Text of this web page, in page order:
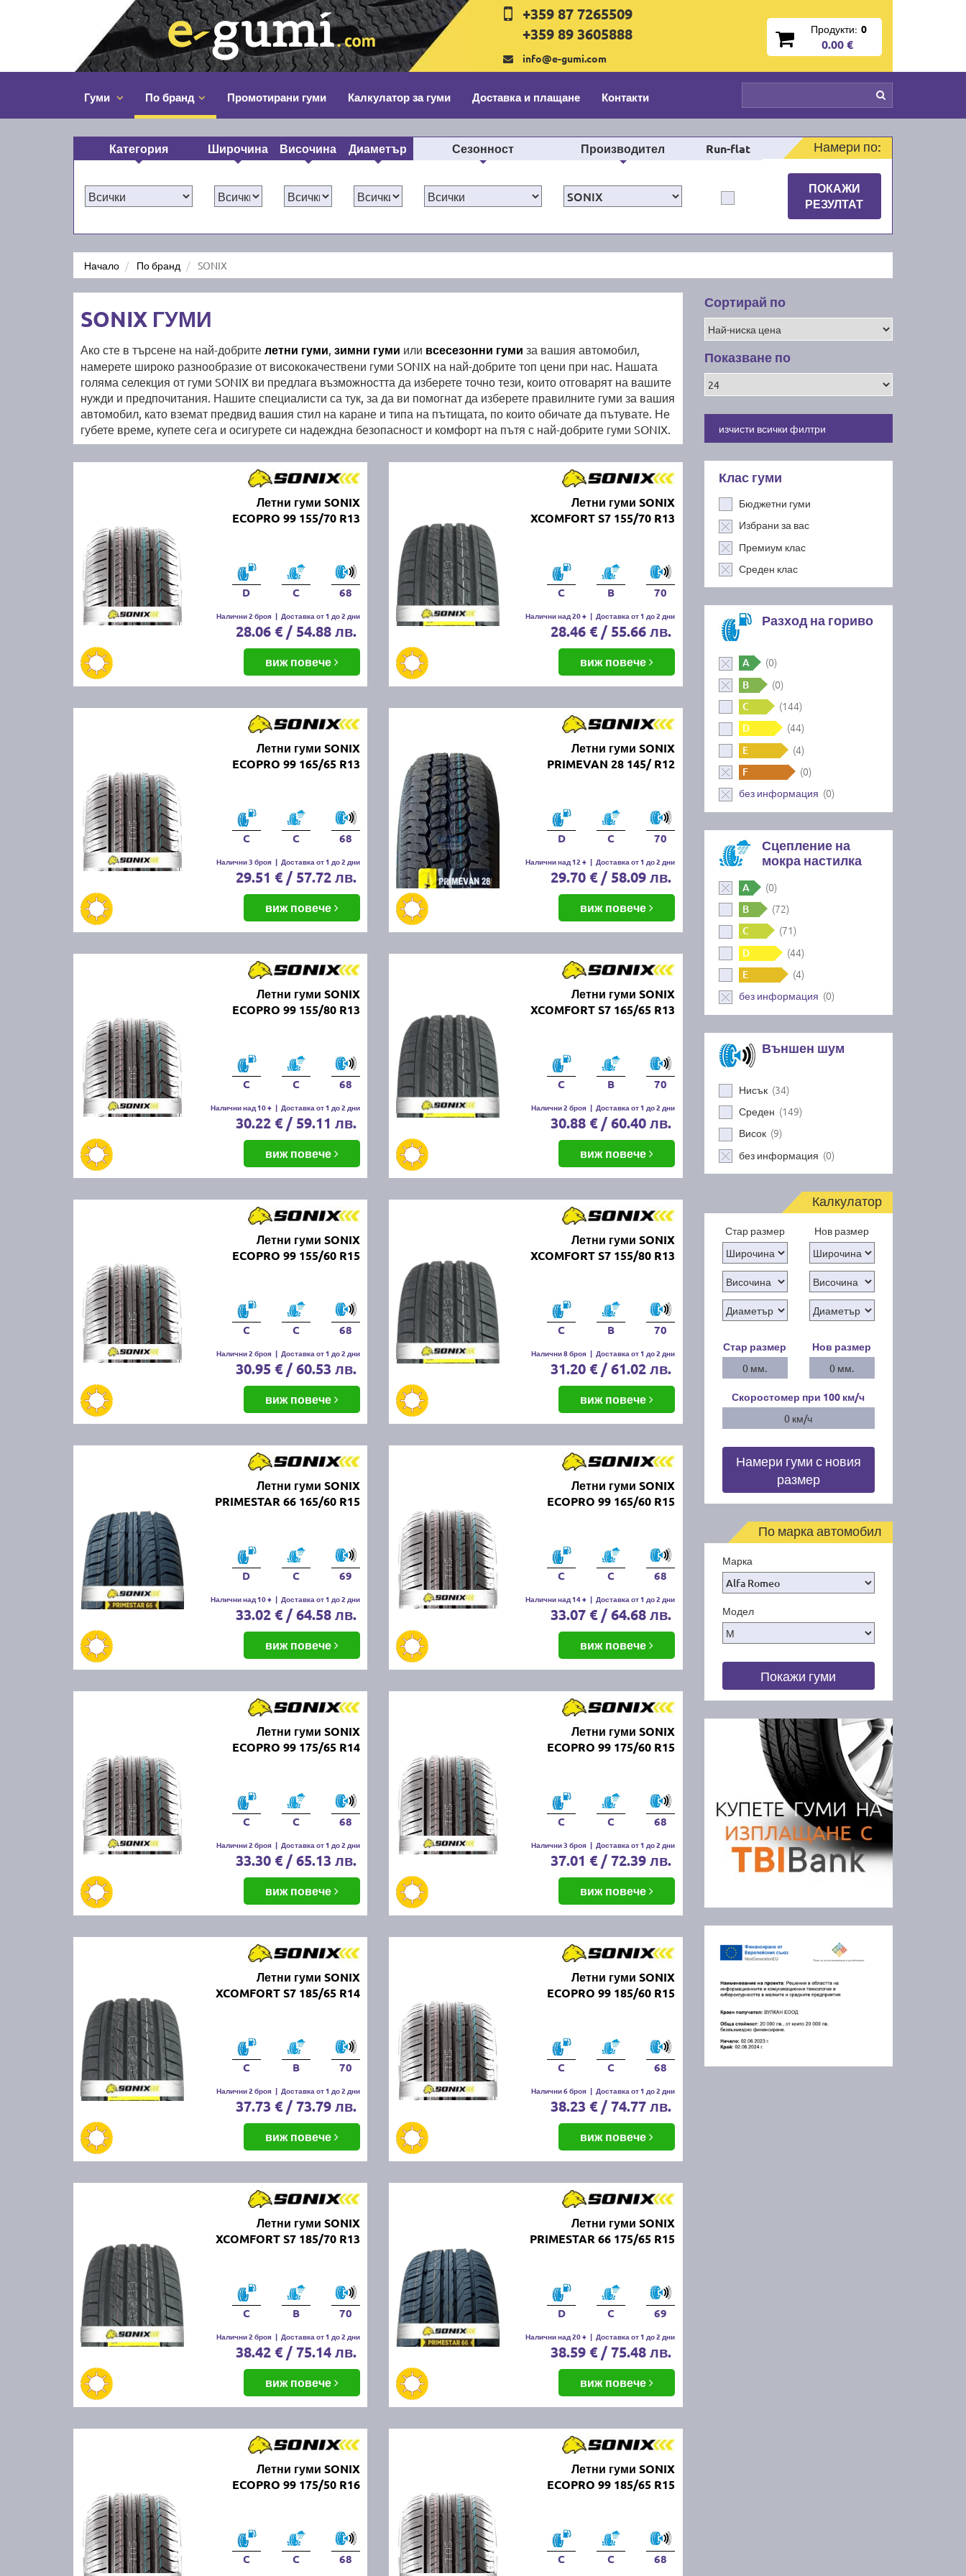
+359 87 7265509
+359 89 3605888
info@e-gumi.com
Продукти: 0
0.00 €
Гуми По бранд Промотирани гуми Калкулатор за гуми Доставка и плащане Контакти
Категория Широчина Височина Диаметър Сезонност Производител Run-flat Намери по:
ПОКАЖИ
РЕЗУЛТАТ
Начало По бранд SONIX
SONIX ГУМИ
Ако сте в търсене на най-добрите летни гуми зимни гуми или всесезонни гуми за вашия автомобил,
намерете широко разнообразие от висококачествени гуми SONIX на най-добрите топ цени при нас. Нашата
голяма селекция от гуми SONIX ви предлага възможността да изберете точно тези, които отговарят на вашите
нужди и предпочитания. Нашите специалисти са тук, за да ви помогнат да изберете правилните гуми за вашия
автомобил, като вземат предвид вашия стил на каране и типа на пътищата, по които обичате да пътувате. Не
губете време, купете сега и осигурете си надеждна безопасност и комфорт на пътя с най-добрите гуми SONIX.
Летни гуми SONIX
ECOPRO 99 155/70 R13
D C 68
Налични 2 броя | Доставка от 1 до 2 дни
28.06 € / 54.88 лв.
виж повече
Летни гуми SONIX
XCOMFORT S7 155/70 R13
C B 70
Налични над 20 + | Доставка от 1 до 2 дни
28.46 € / 55.66 лв.
виж повече
Летни гуми SONIX
ECOPRO 99 165/65 R13
C C 68
Налични 3 броя | Доставка от 1 до 2 дни
29.51 € / 57.72 лв.
виж повече
Летни гуми SONIX
PRIMEVAN 28 145/ R12
D C 70
Налични над 12 + | Доставка от 1 до 2 дни
29.70 € / 58.09 лв.
виж повече
Летни гуми SONIX
ECOPRO 99 155/80 R13
C C 68
Налични над 10 + | Доставка от 1 до 2 дни
30.22 € / 59.11 лв.
виж повече
Летни гуми SONIX
XCOMFORT S7 165/65 R13
C B 70
Налични 2 броя | Доставка от 1 до 2 дни
30.88 € / 60.40 лв.
виж повече
Летни гуми SONIX
ECOPRO 99 155/60 R15
C C 68
Налични 2 броя | Доставка от 1 до 2 дни
30.95 € / 60.53 лв.
виж повече
Летни гуми SONIX
XCOMFORT S7 155/80 R13
C B 70
Налични 8 броя | Доставка от 1 до 2 дни
31.20 € / 61.02 лв.
виж повече
Летни гуми SONIX
PRIMESTAR 66 165/60 R15
D C 69
Налични над 10 + | Доставка от 1 до 2 дни
33.02 € / 64.58 лв.
виж повече
Летни гуми SONIX
ECOPRO 99 165/60 R15
C C 68
Налични над 14 + | Доставка от 1 до 2 дни
33.07 € / 64.68 лв.
виж повече
Летни гуми SONIX
ECOPRO 99 175/65 R14
C C 68
Налични 2 броя | Доставка от 1 до 2 дни
33.30 € / 65.13 лв.
виж повече
Летни гуми SONIX
ECOPRO 99 175/60 R15
C C 68
Налични 3 броя | Доставка от 1 до 2 дни
37.01 € / 72.39 лв.
виж повече
Летни гуми SONIX
XCOMFORT S7 185/65 R14
C B 70
Налични 2 броя | Доставка от 1 до 2 дни
37.73 € / 73.79 лв.
виж повече
Летни гуми SONIX
ECOPRO 99 185/60 R15
C C 68
Налични 6 броя | Доставка от 1 до 2 дни
38.23 € / 74.77 лв.
виж повече
Летни гуми SONIX
XCOMFORT S7 185/70 R13
C B 70
Налични 2 броя | Доставка от 1 до 2 дни
38.42 € / 75.14 лв.
виж повече
Летни гуми SONIX
PRIMESTAR 66 175/65 R15
D C 69
Налични над 20 + | Доставка от 1 до 2 дни
38.59 € / 75.48 лв.
виж повече
Летни гуми SONIX
ECOPRO 99 175/50 R16
C C 68
Летни гуми SONIX
ECOPRO 99 185/65 R15
C C 68
Сортирай по
Показване по
изчисти всички филтри
Клас гуми
Бюджетни гуми
Избрани за вас
Премиум клас
Среден клас
Разход на гориво
A (0)
B (0)
C (144)
D (44)
E (4)
F (0)
без информация (0)
Сцепление на
мокра настилка
A (0)
B (72)
C (71)
D (44)
E (4)
без информация (0)
Външен шум
Нисък (34)
Среден (149)
Висок (9)
без информация (0)
Калкулатор
Стар размер Нов размер
Стар размер
0 мм.
Нов размер
0 мм.
Скоростомер при 100 км/ч
0 км/ч
Намери гуми с новия
размер
По марка автомобил
Марка
Модел
Покажи гуми